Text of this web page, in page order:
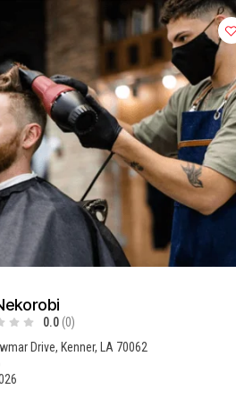
0.0 (0)
Drive, Kenner, LA 70062